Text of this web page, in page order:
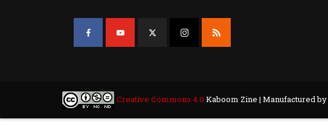
Creative Commons 4.0 Kaboom Zine | Manufactured by